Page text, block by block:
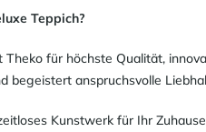
Teppich?
Theko für höchste Qualität,
begeistert anspruchsvolle
Kunstwerk für Ihr